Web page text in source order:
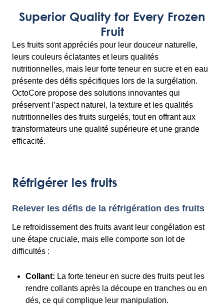
Superior Quality for Every Frozen
Fruit
Les fruits sont appréciés pour leur douceur naturelle,
leurs couleurs éclatantes et leurs qualités
nutritionnelles, mais leur forte teneur en sucre et en eau
présente des défis spécifiques lors de la surgélation.
OctoCore propose des solutions innovantes qui
préservent l’aspect naturel, la texture et les qualités
nutritionnelles des fruits surgelés, tout en offrant aux
transformateurs une qualité supérieure et une grande
efficacité.
Réfrigérer les fruits
Relever les défis de la réfrigération des fruits
Le refroidissement des fruits avant leur congélation est
une étape cruciale, mais elle comporte son lot de
difficultés :
Collant: La forte teneur en sucre des fruits peut les
rendre collants après la découpe en tranches ou en
dés, ce qui complique leur manipulation.